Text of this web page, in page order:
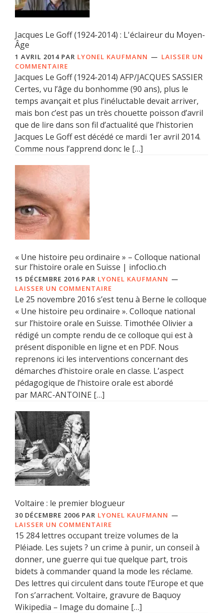
Jacques Le Goff (1924-2014) : L'éclaireur du Moyen-
Âge
1 AVRIL 2014 PAR LYONEL KAUFMANN
LAISSER UN
COMMENTAIRE
Jacques Le Goff (1924-2014) AFP/JACQUES SASSIER
Certes, vu l’âge du bonhomme (90 ans), plus le
temps avançait et plus l’inéluctable devait arriver,
mais bon c’est pas un très chouette poisson d’avril
que de lire dans son fil d’actualité que l’historien
Jacques Le Goff est décédé ce mardi 1er avril 2014.
Comme nous l’apprend donc le […]
« Une histoire peu ordinaire » – Colloque national
sur l’histoire orale en Suisse | infoclio.ch
15 DÉCEMBRE 2016 PAR LYONEL KAUFMANN
LAISSER UN COMMENTAIRE
Le 25 novembre 2016 s’est tenu à Berne le colloque
« Une histoire peu ordinaire ». Colloque national
sur l’histoire orale en Suisse. Timothée Olivier a
rédigé un compte rendu de ce colloque qui est à
présent disponible en ligne et en PDF. Nous
reprenons ici les interventions concernant des
démarches d’histoire orale en classe. L’aspect
pédagogique de l’histoire orale est abordé
par MARC-ANTOINE […]
Voltaire : le premier blogueur
30 DÉCEMBRE 2006 PAR LYONEL KAUFMANN
LAISSER UN COMMENTAIRE
15 284 lettres occupant treize volumes de la
Pléiade. Les sujets ? un crime à punir, un conseil à
donner, une guerre qui tue quelque part, trois
bidets à commander quand la mode les réclame.
Des lettres qui circulent dans toute l’Europe et que
l’on s’arrachent. Voltaire, gravure de Baquoy
Wikipedia – Image du domaine […]